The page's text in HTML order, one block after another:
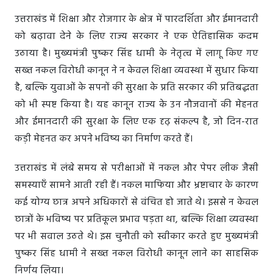
उत्तराखंड में शिक्षा और रोजगार के क्षेत्र में पारदर्शिता और ईमानदारी
को बढ़ावा देने के लिए राज्य सरकार ने एक ऐतिहासिक कदम
उठाया है। मुख्यमंत्री पुष्कर सिंह धामी के नेतृत्व में लागू किए गए
सख्त नकल विरोधी कानून ने न केवल शिक्षा व्यवस्था में सुधार किया
है, बल्कि युवाओं के सपनों की सुरक्षा के प्रति सरकार की प्रतिबद्धता
को भी स्पष्ट किया है। यह कानून राज्य के उन नौजवानों की मेहनत
और ईमानदारी की सुरक्षा के लिए एक दृढ़ संकल्प है, जो दिन-रात
कड़ी मेहनत कर अपने भविष्य का निर्माण करते हैं।
उत्तराखंड में लंबे समय से परीक्षाओं में नकल और पेपर लीक जैसी
समस्याएँ सामने आती रही हैं। नकल माफिया और भ्रष्टाचार के कारण
कई योग्य छात्र अपने अधिकारों से वंचित हो जाते थे। इससे न केवल
छात्रों के भविष्य पर प्रतिकूल प्रभाव पड़ता था, बल्कि शिक्षा व्यवस्था
पर भी सवाल उठते थे। इस चुनौती को स्वीकार करते हुए मुख्यमंत्री
पुष्कर सिंह धामी ने सख्त नकल विरोधी कानून लाने का साहसिक
निर्णय लिया।